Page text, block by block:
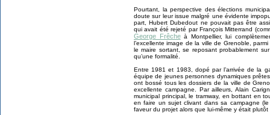
Pourtant, la perspective des élections
doute sur leur issue malgré une évidente
part, Hubert Dubedout ne pouvait pas être
qui avait été rejeté par François Mitterrand
George Frêcheà Montpellier, lui
l’excellente image de la ville de Grenoble,
le maire sortant, se reposant probablement
qu’une formalité.
Entre 1981 et 1983, dopé par l’arrivée de la
équipe de jeunes personnes dynamiques
ont bossé tous les dossiers de la ville de
excellente campagne. Par ailleurs, Alain
municipal principal, le tramway, en bottant en
en faire un sujet clivant dans sa campagne
faveur du projet alors que lui-même y était